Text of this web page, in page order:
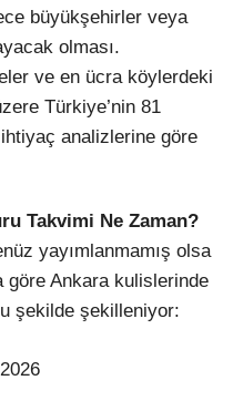
büyükşehirler veya
olması.
ve en ücra köylerdeki
Türkiye’nin 81
analizlerine göre
Takvimi Ne Zaman?
yayımlanmamış olsa
Ankara kulislerinde
şekilde şekilleniyor: